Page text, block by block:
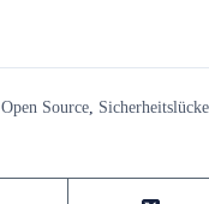
Open Source